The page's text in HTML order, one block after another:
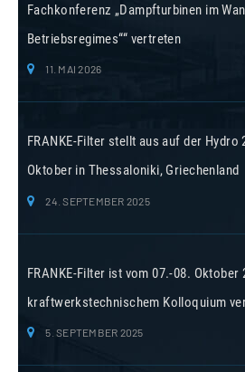
Fachkonferenz „Dampfturbinen im
Betriebsregimes““ vertreten
11. MAI 2026
FRANKE-Filter stellt aus auf der Hydro
Oktober in Thessaloniki, Griechenland
24. SEPTEMBER 2025
FRANKE-Filter ist vom 07.-08. Oktober
kraftwerkstechnischem Kolloquium
5. SEPTEMBER 2025